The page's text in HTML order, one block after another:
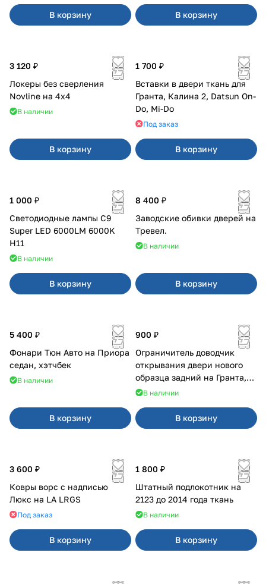
В корзину В корзину
3 120 ₽
Локеры без сверления
Novline на 4х4
В наличии
В корзину
1 700 ₽
Вставки в двери ткань для
Гранта, Калина 2, Datsun On-
Do, Mi-Do
Под заказ
В корзину
1 000 ₽
Светодиодные лампы C9
Super LED 6000LM 6000K
H11
В наличии
В корзину
8 400 ₽
Заводские обивки дверей на
Тревел.
В наличии
В корзину
5 400 ₽
Фонари Тюн Авто на Приора
седан, хэтчбек
В наличии
В корзину
900 ₽
Ограничитель доводчик
открывания двери нового
образца задний на Гранта,
Урбан
В наличии
В корзину
3 600 ₽
Ковры ворс с надписью
Люкс на LA LRGS
Под заказ
В корзину
1 800 ₽
Штатный подлокотник на
2123 до 2014 года ткань
В наличии
В корзину